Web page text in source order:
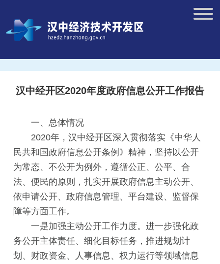
汉中经开区2020年度政府信息公开工作报告
一、总体情况
2020年，汉中经开区深入贯彻落实《中华人
民共和国政府信息公开条例》精神，坚持以公开
为常态、不公开为例外，遵循公正、公平、合
法、便民的原则，扎实开展政府信息主动公开、
依申请公开、政府信息管理、平台建设、监督保
障等方面工作。
一是加强主动公开工作力度。进一步强化政
务公开主体责任、细化目标任务，推进规划计
划、财政资金、人事信息、权力运行等领域信息